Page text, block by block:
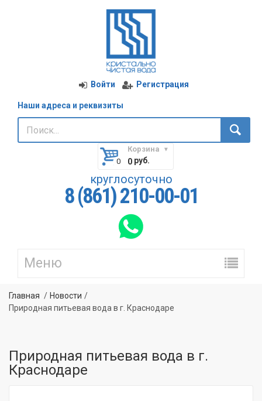
Войти Регистрация
Наши адреса и реквизиты
Корзина
0руб.
круглосуточно
8 (861) 210-00-01
Главная
Новости
Природная питьевая вода в г. Краснодаре
Природная питьевая вода в г.
Краснодаре